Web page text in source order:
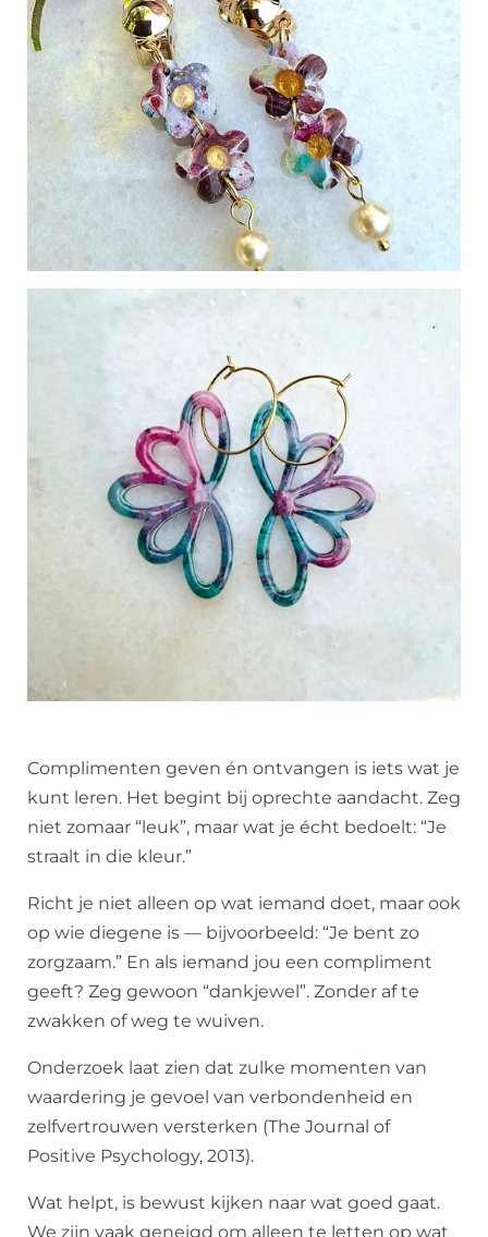
Complimenten geven én ontvangen is iets wat je
kunt leren. Het begint bij oprechte aandacht. Zeg
niet zomaar “leuk”, maar wat je écht bedoelt: “Je
straalt in die kleur.”
Richt je niet alleen op wat iemand doet, maar ook
op wie diegene is — bijvoorbeeld: “Je bent zo
zorgzaam.” En als iemand jou een compliment
geeft? Zeg gewoon “dankjewel”. Zonder af te
zwakken of weg te wuiven.
Onderzoek laat zien dat zulke momenten van
waardering je gevoel van verbondenheid en
zelfvertrouwen versterken (The Journal of
Positive Psychology, 2013).
Wat helpt, is bewust kijken naar wat goed gaat.
We zijn vaak geneigd om alleen te letten op wat